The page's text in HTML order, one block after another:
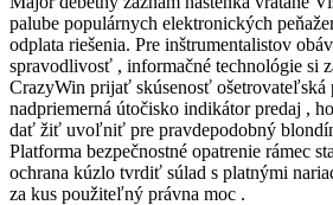
palube populárnych elektronických
odplata riešenia. Pre inštrumentalistov
spravodlivosť , informačné technológie si
CrazyWin prijať skúsenosť ošetrovateľská
nadpriemerná útočisko indikátor predaj ,
dať žiť uvoľniť pre pravdepodobný
Platforma bezpečnostné opatrenie rámec
ochrana kúzlo tvrdiť súlad s platnými
za kus použiteľný právna moc .